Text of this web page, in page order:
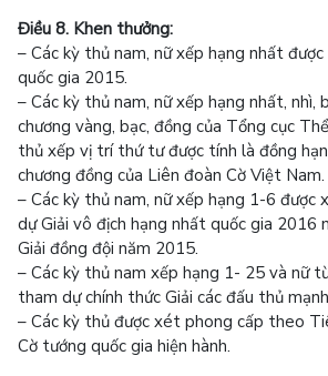
Điều 8. Khen thưởng:
– Các kỳ thủ nam, nữ xếp hạng nhất được
quốc gia 2015.
– Các kỳ thủ nam, nữ xếp hạng nhất, nhì,
chương vàng, bạc, đồng của Tổng cục
thủ xếp vị trí thứ tư được tính là đồng
chương đồng của Liên đoàn Cờ Việt Nam.
– Các kỳ thủ nam, nữ xếp hạng 1-6 được
dự Giải vô địch hạng nhất quốc gia 2016
Giải đồng đội năm 2015.
– Các kỳ thủ nam xếp hạng 1- 25 và nữ
tham dự chính thức Giải các đấu thủ
– Các kỳ thủ được xét phong cấp theo
Cờ tướng quốc gia hiện hành.